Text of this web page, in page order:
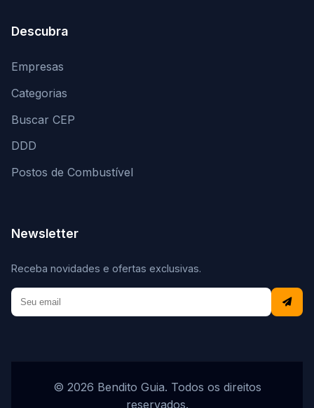
Descubra
Empresas
Categorias
Buscar CEP
DDD
Postos de Combustível
Newsletter
Receba novidades e ofertas exclusivas.
© 2026 Bendito Guia. Todos os direitos
reservados.